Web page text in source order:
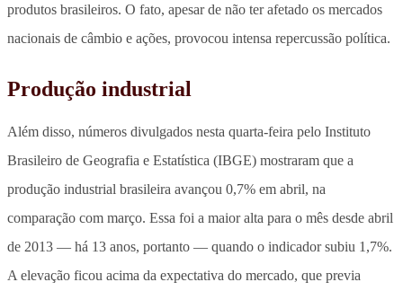
produtos brasileiros. O fato, apesar de não ter afetado os mercados
nacionais de câmbio e ações, provocou intensa repercussão política.
Produção industrial
Além disso, números divulgados nesta quarta-feira pelo Instituto
Brasileiro de Geografia e Estatística (IBGE) mostraram que a
produção industrial brasileira avançou 0,7% em abril, na
comparação com março. Essa foi a maior alta para o mês desde abril
de 2013 — há 13 anos, portanto — quando o indicador subiu 1,7%.
A elevação ficou acima da expectativa do mercado, que previa